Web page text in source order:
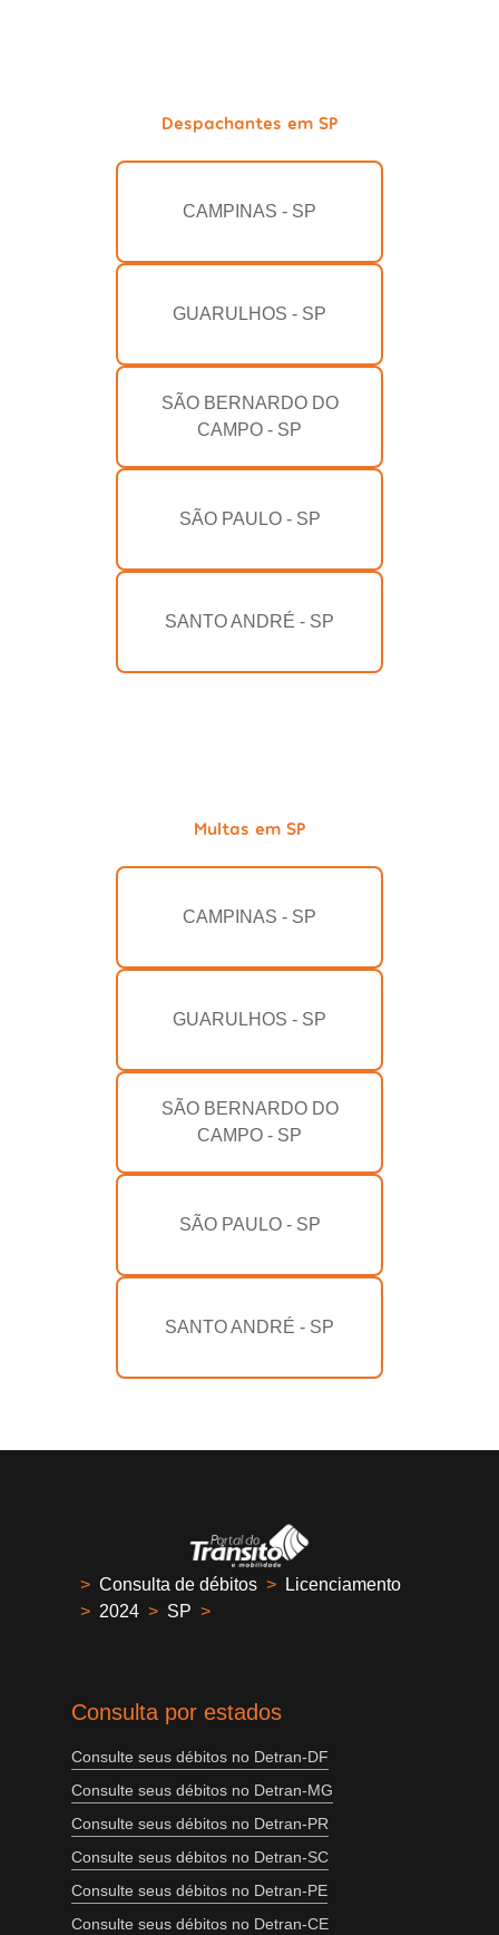
Despachantes em SP
CAMPINAS - SP
GUARULHOS - SP
SÃO BERNARDO DO
CAMPO - SP
SÃO PAULO - SP
SANTO ANDRÉ - SP
Multas em SP
CAMPINAS - SP
GUARULHOS - SP
SÃO BERNARDO DO
CAMPO - SP
SÃO PAULO - SP
SANTO ANDRÉ - SP
> Consulta de débitos >
Licenciamento
> 2024 > SP >
Consulta por estados
Consulte seus débitos no Detran-DF
Consulte seus débitos no Detran-MG
Consulte seus débitos no Detran-PR
Consulte seus débitos no Detran-SC
Consulte seus débitos no Detran-PE
Consulte seus débitos no Detran-CE